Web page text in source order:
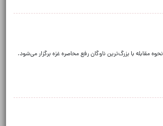
مقابله با بزرگ‌ترین ناوگان رفع محاصره غزه برگزار می‌شود.